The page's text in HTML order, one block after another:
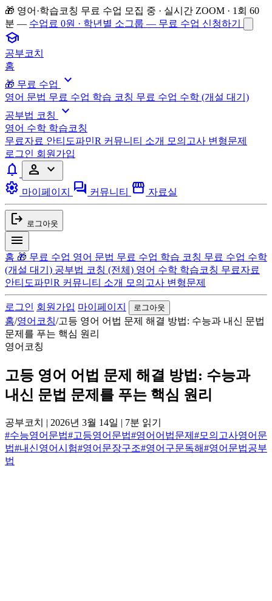
🎁 영어·학습코칭 무료 수업 모집 중 · 실시간 ZOOM · 1회 60
분 — 수업료 0원 · 학년별 소그룹 — 무료 수업 신청하기
school
공부코치
홈
🎁 무료 수업
expand_more
영어 문법 무료 수업 학습 코칭 무료 수업 수학 (개설 대기)
공부법 코칭
expand_more
영어 수학 학습코칭
무료자료 안티도파민R 커뮤니티 소개 모의고사 변형문제
로그인 회원가입
notifications person expand_more
settings 마이페이지 forum 커뮤니티 storefront 자료실
logout 로그아웃
menu
홈 🎁 무료 수업 영어 문법 무료 수업 학습 코칭 무료 수업 수학
(개설 대기) 공부법 코칭 (전체) 영어 수학 학습코칭 무료자료
안티도파민R 커뮤니티 소개 모의고사 변형문제
로그인 회원가입 마이페이지 로그아웃
홈/영어코칭/고등 영어 어법 문제 해결 방법: 수능과 내신 문법
문제를 푸는 핵심 원리
영어코칭
고등 영어 어법 문제 해결 방법: 수능과
내신 문법 문제를 푸는 핵심 원리
공부코치 | 2026년 3월 14일 | 7분 읽기
#수능영어문법#고등영어문법#영어어법문제 #모의고사영어문
법#내신영어시험#영어문장구조#영어구문독해#영어문법공부
법